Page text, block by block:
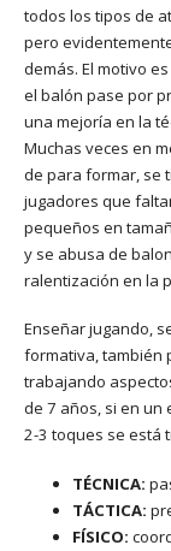
todos los tipos de
pero
demás. El motivo
el balón pase por
una mejoría en la
Muchas veces en
de para formar, se
jugadores que
pequeños en
y se abusa de
ralentización en la
Enseñar jugando,
formativa, también
trabajando
de 7 años, si en un
2-3 toques se está
TÉCNICA:
TÁCTICA:
FÍSICO: